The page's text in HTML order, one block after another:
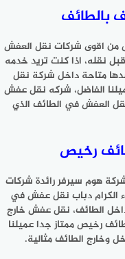
بالطائف
من اقوى شركات نقل العفش
نقله، اذا كنت تريد خدمه
متاحة داخل شركة نقل
الفاضل، شركه نقل عفش
العفش في الطائف الذي
رخيص
هوم سيرفر رائدة شركات
الكرام دباب نقل عفش في
الطائف، نقل عفش خارج
رخيص ممتاز جدا عميلنا
وخارج الطائف مثالية.